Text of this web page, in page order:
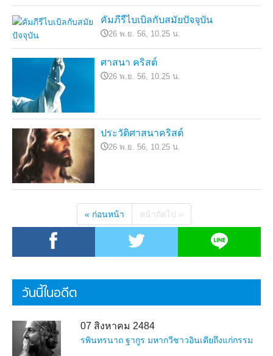
คัมภีรืไบเบิลกับสมัยปัจจุบัน
26 พ.ย. 56, 10.25 น.
ศาสนา คริสต์
26 พ.ย. 56, 10.25 น.
ประวัติศาสนาคริสต์
26 พ.ย. 56, 10.25 น.
« ก่อนหน้า หน้าถัดไป »
วันนี้ในอดีต
07 สิงหาคม 2484
รพินทรนาถ ฐากูร มหากวีชาวอินเดียถึงแก่กรรม